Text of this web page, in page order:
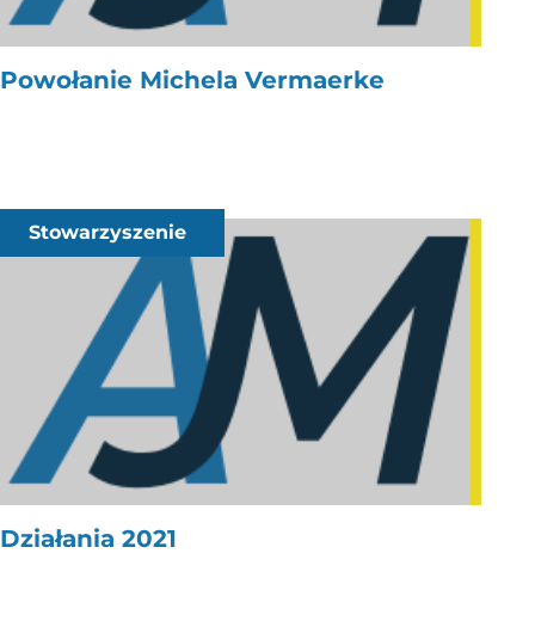
Powołanie Michela Vermaerke
Stowarzyszenie
Działania 2021